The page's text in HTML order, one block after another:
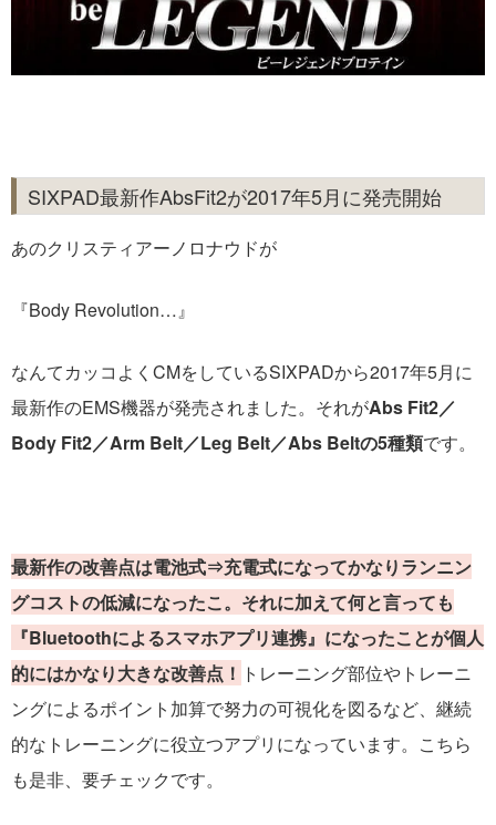
SIXPAD最新作AbsFit2が2017年5月に発売開始
あのクリスティアーノロナウドが
『Body Revolution…』
なんてカッコよくCMをしているSIXPADから2017年5月に
最新作のEMS機器が発売されました。それがAbs Fit2／
Body Fit2／Arm Belt／Leg Belt／Abs Beltの5種類です。
最新作の改善点は電池式⇒充電式になってかなりランニン
グコストの低減になったこ。それに加えて何と言っても
『Bluetoothによるスマホアプリ連携』になったことが個人
的にはかなり大きな改善点！ トレーニング部位やトレーニ
ングによるポイント加算で努力の可視化を図るなど、継続
的なトレーニングに役立つアプリになっています。こちら
も是非、要チェックです。